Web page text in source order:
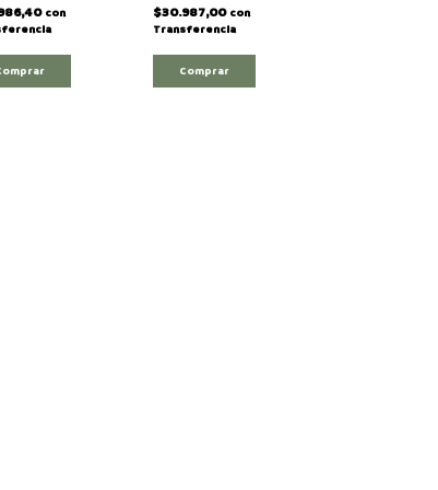
con
$30.987,00 con
Transferencia
Comprar